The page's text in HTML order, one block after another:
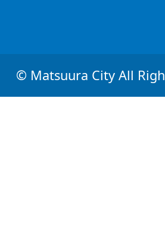
© Matsuura City All